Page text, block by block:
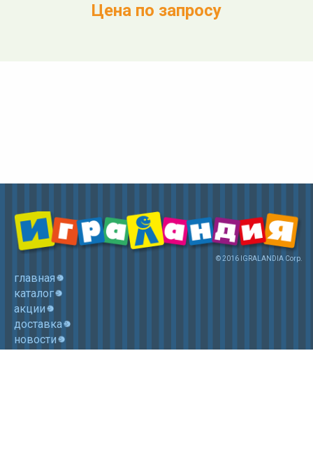
Цена по запросу
© 2016 IGRALANDIA Corp.
главная
каталог
акции
доставка
новости